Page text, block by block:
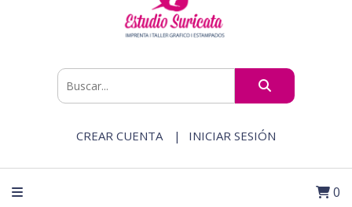
CREAR CUENTA INICIAR SESIÓN
0